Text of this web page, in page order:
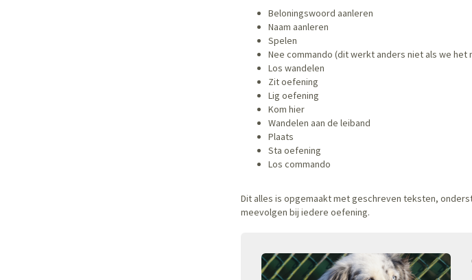
Beloningswoord aanleren
Naam aanleren
Spelen
Nee commando (dit werkt anders niet als we het
Los wandelen
Zit oefening
Lig oefening
Kom hier
Wandelen aan de leiband
Plaats
Sta oefening
Los commando
Dit alles is opgemaakt met geschreven teksten,
meevolgen bij iedere oefening.